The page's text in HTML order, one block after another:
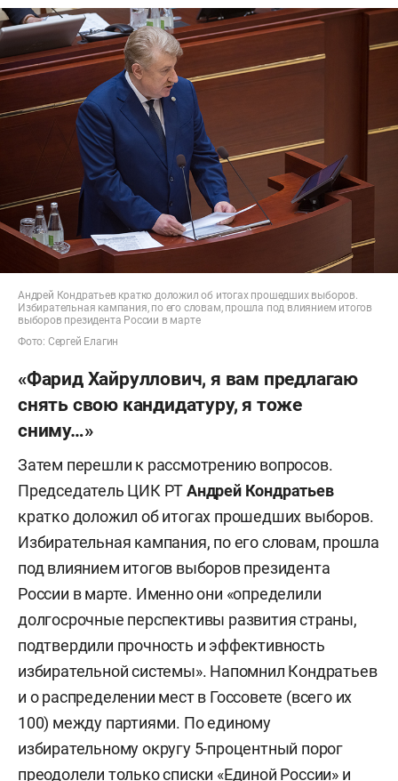
Андрей Кондратьев кратко доложил об итогах прошедших выборов.
Избирательная кампания, по его словам, прошла под влиянием итогов
выборов президента России в марте
Фото: Сергей Елагин
«Фарид Хайруллович, я вам предлагаю
снять свою кандидатуру, я тоже
сниму…»
Затем перешли к рассмотрению вопросов.
Председатель ЦИК РТАндрей Кондратьев
кратко доложил об итогах прошедших выборов.
Избирательная кампания, по его словам, прошла
под влиянием итогов выборов президента
России в марте. Именно они «определили
долгосрочные перспективы развития страны,
подтвердили прочность и эффективность
избирательной системы». Напомнил Кондратьев
и о распределении мест в Госсовете (всего их
100) между партиями. По единому
избирательному округу 5-процентный порог
преодолели только списки «Единой России» и